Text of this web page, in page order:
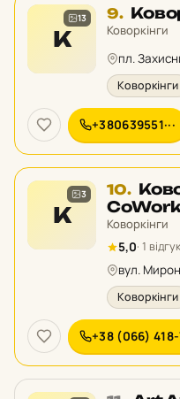
К
13 9.
9
Коворкінги
пл.
Коворкінги
+380639551···
К
3 10.
10
у
Коворкінги
5,0· 1
вул.
Коворкінги
+38 (066) 418-